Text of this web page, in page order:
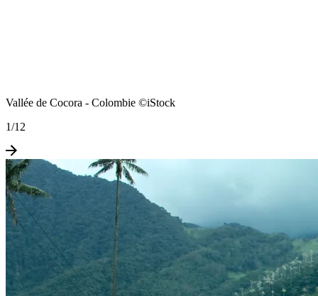
Vallée de Cocora - Colombie ©iStock
1/12